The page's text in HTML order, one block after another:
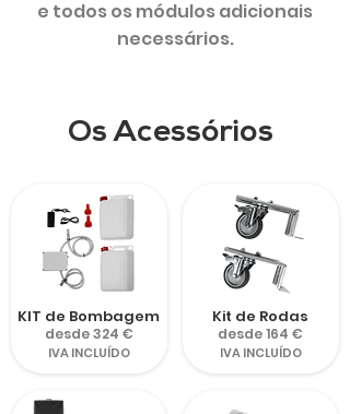
e todos os módulos adicionais
necessários.
Os Acessórios
KIT de Bombagem
desde 324 €
IVA INCLUÍDO
Kit de Rodas
desde 164 €
IVA INCLUÍDO